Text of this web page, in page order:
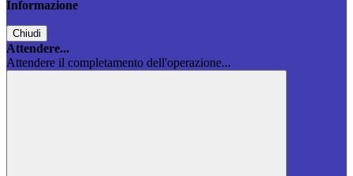
Informazione
Chiudi
Attendere...
Attendere il completamento dell'operazione...